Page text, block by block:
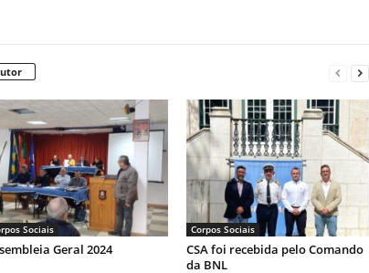
Sociais
Geral 2024
Corpos Sociais
CSA foi recebida pelo Comando
da BNL